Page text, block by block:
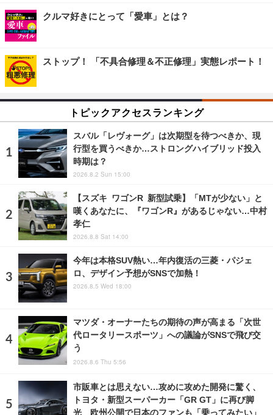
クルマ好きにとって「愛車」とは？
ストップ！ 「不具合修理＆不正修理」実態レポート！
トピックアクセスランキング
スバル「レヴォーグ」は次期型を待つべきか、現
行型を買うべきか…ストロングハイブリッド投入
時期は？
2026.8.2 Sun 15:00
【スズキ ワゴンR 新型試乗】「MTが少ない」と
嘆くあなたに、『ワゴンR』があるじゃない…中村
孝仁
2026.8.8 Sat 14:00
今年は本格SUV熱い…年内復活の三菱・パジェ
ロ、デザイン予想がSNSで加熱！
2026.8.5 Wed 18:00
マツダ・オーナーたちの期待の声が高まる「次世
代ロータリースポーツ」への議論がSNSで飛び交
う
2026.8.6 Thu 5:56
市販車とは思えない…攻めに攻めた開発に驚く、
トヨタ・新型スーパーカー「GR GT」に再び脚
光 欧州公開で日本のファンも「乗ってみたい」